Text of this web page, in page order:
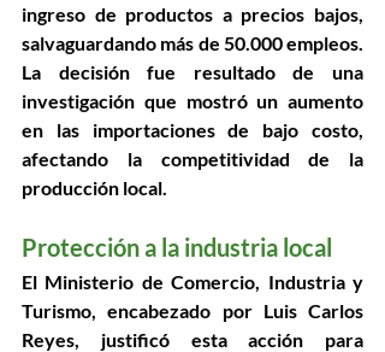
ingreso de productos a precios bajos,
salvaguardando más de 50.000 empleos.
La decisión fue resultado de una
investigación que mostró un aumento
en las importaciones de bajo costo,
afectando la competitividad de la
producción local.
Protección a la industria local
El Ministerio de Comercio, Industria y
Turismo, encabezado por Luis Carlos
Reyes, justificó esta acción para